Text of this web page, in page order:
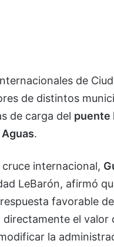
de
de distintos
de carga del puente
.
internacional,
LeBarón, afirmó
favorable
el valor
la